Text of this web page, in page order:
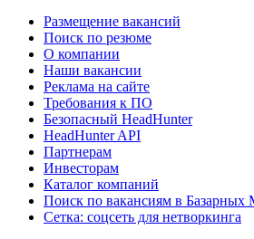
Размещение вакансий
Поиск по резюме
О компании
Наши вакансии
Реклама на сайте
Требования к ПО
Безопасный HeadHunter
HeadHunter API
Партнерам
Инвесторам
Каталог компаний
Поиск по вакансиям в Базарных
Сетка: соцсеть для нетворкинга